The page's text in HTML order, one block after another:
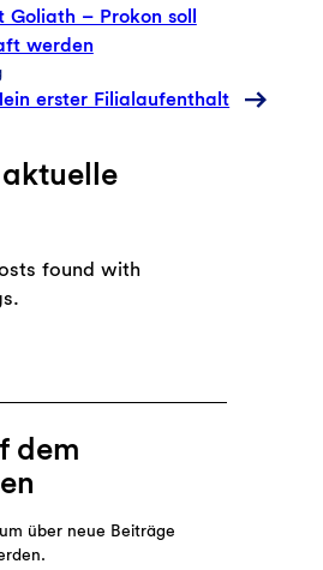
Goliath – Prokon soll
werden
erster Filialaufenthalt
found with
dem
über neue Beiträge